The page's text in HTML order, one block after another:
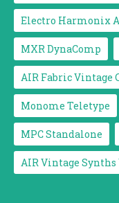
Electro Harmonix
MXR DynaComp
AIR Fabric Vintage
Monome Teletype
MPC Standalone
AIR Vintage Synths